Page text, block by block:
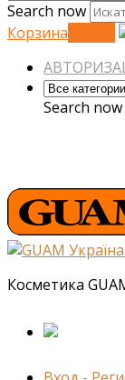
Search now
Корзина
Search now
Косметика